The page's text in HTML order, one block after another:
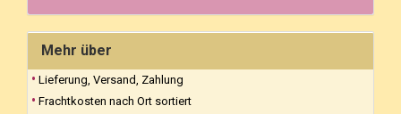
Mehr über
Lieferung, Versand, Zahlung
Frachtkosten nach Ort sortiert